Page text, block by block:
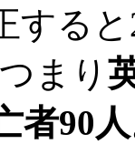
する
まり
者90人